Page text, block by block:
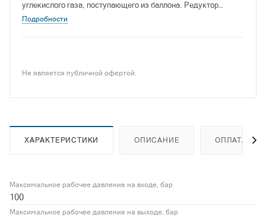
углекислого газа, поступающего из баллона. Редуктор
автоматически поддерживает постоянным заданное рабочее
используемого механизма изготовлены из нержавеющей
Подробности
Не является публичной офертой.
ХАРАКТЕРИСТИКИ ОПИСАНИЕ ОПЛАТА
Максимальное рабочее давление на входе, бар
100
Максимальное рабочее давление на выходе, бар